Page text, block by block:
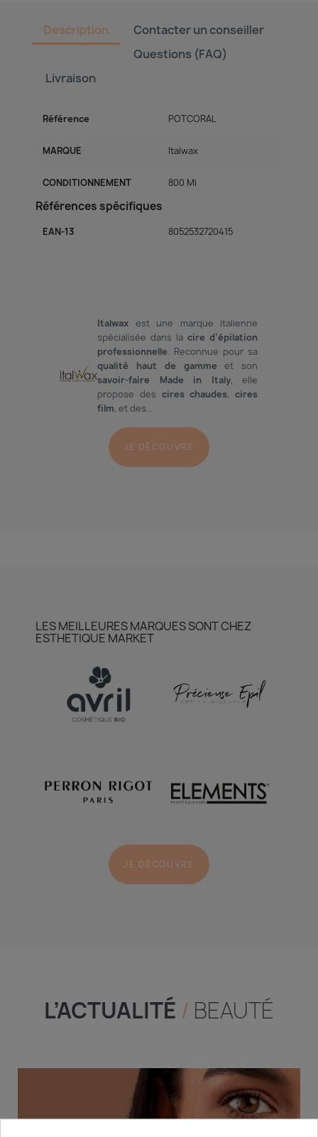
Description
Contacter un conseiller
Questions (FAQ)
Livraison
Référence POTCORAL
MARQUE Italwax
CONDITIONNEMENT 800 Ml
Références spécifiques
EAN-13 8052532720415
Italwax est une marque italienne
spécialisée dans lacire d’épilation
professionnelle. Reconnue pour sa
qualité haut de gamme et son
savoir-faire Made in Italy, elle
propose des cires chaudes,cires
film, et des...
JE DÉCOUVRE
LES MEILLEURES MARQUES SONT CHEZ
ESTHETIQUE MARKET
JE DÉCOUVRE
L’ACTUALITÉ / BEAUTÉ